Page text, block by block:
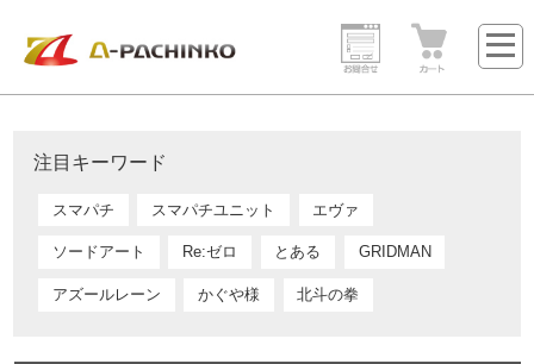
注目キーワード
スマパチ スマパチユニット エヴァ
ソードアート Re:ゼロ とある GRIDMAN
アズールレーン かぐや様 北斗の拳